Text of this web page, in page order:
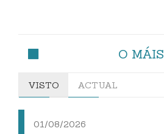
O MÁIS
VISTO ACTUAL
01/08/2026